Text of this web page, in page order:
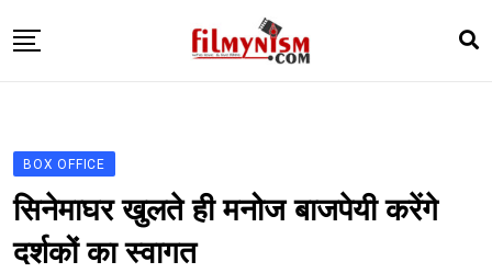
to
TELEVISION
BHOJPURI
NEWS ABTAK
BOX OFFICE
सिनेमाघर खुलते ही मनोज बाजपेयी करेंगे
दर्शकों का स्वागत